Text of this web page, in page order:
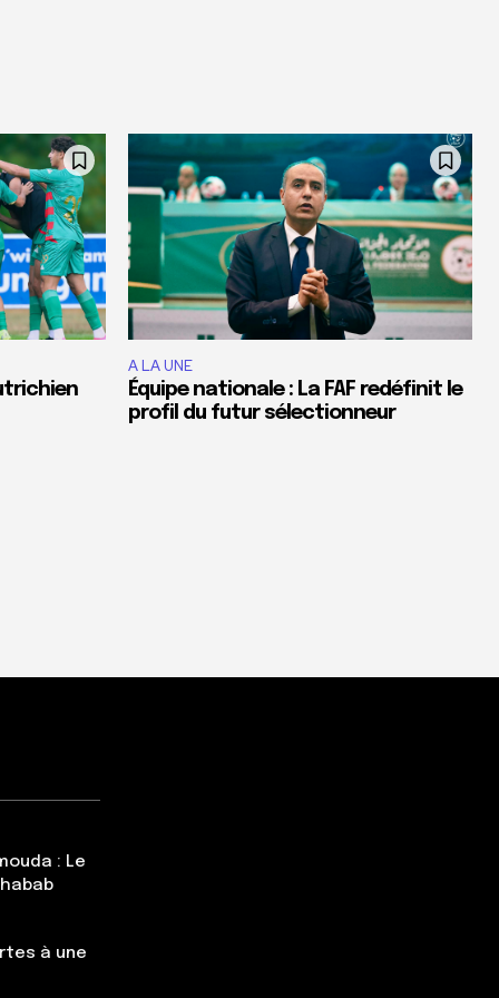
A LA UNE
Équipe nationale : La FAF redéfinit le
profil du futur sélectionneur
: Le
à une